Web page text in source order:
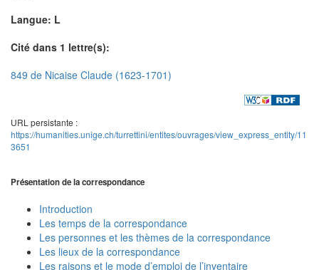
Langue: L
Cité dans 1 lettre(s):
849 de Nicaise Claude (1623-1701)
URL persistante :
https://humanities.unige.ch/turrettini/entites/ouvrages/view_express_entity/11
3651
Présentation de la correspondance
Introduction
Les temps de la correspondance
Les personnes et les thèmes de la correspondance
Les lieux de la correspondance
Les raisons et le mode d’emploi de l’inventaire